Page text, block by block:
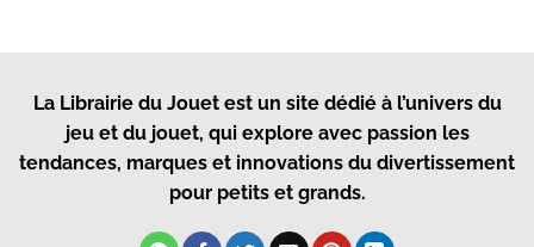
La Librairie du Jouetest un site dédié à l’univers du
jeu et du jouet, qui explore avec passion les
tendances, marques et innovations du divertissement
pour petits et grands.